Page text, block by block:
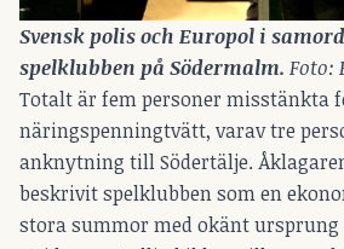
Svensk polis och Europol i
spelklubben på Södermalm. Foto:
Totalt är fem personer misstänkta
näringspenningtvätt, varav tre
anknytning till Södertälje.
beskrivit spelklubben som en
stora summor med okänt